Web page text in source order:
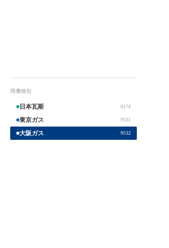
同業他社
日本瓦斯 8174
東京ガス 9531
大阪ガス 9532